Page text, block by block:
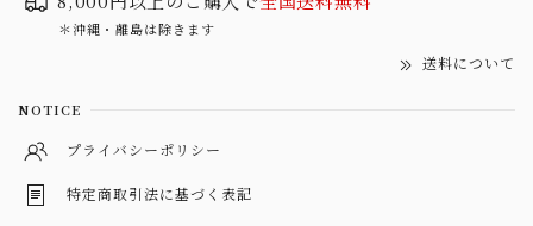
＊沖縄・離島は除きます
送料について
NOTICE
プライバシーポリシー
特定商取引法に基づく表記